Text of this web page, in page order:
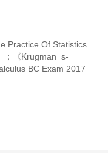
Practice Of Statistics
；《Krugman_s-
BC Exam 2017